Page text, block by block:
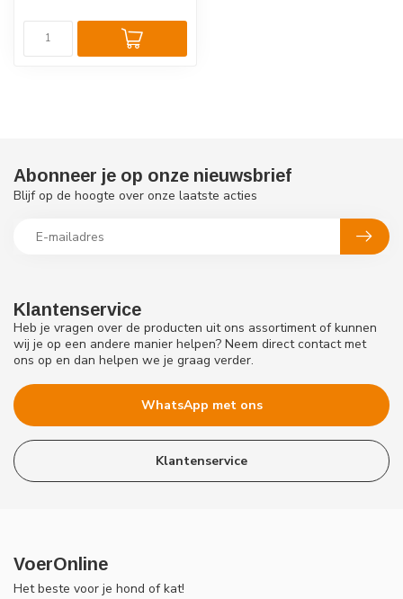
Klantenservice
Heb je vragen over de producten uit ons assortiment of kunnen
wij je op een andere manier helpen? Neem direct contact met
ons op en dan helpen we je graag verder.
WhatsApp met ons
Klantenservice
Abonneer je op onze nieuwsbrief
Blijf op de hoogte over onze laatste acties
VoerOnline
Het beste voor je hond of kat!